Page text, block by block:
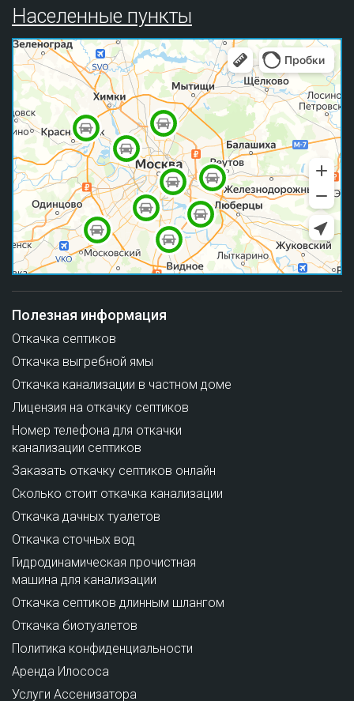
Населенные пункты
Полезная информация
Откачка септиков
Откачка выгребной ямы
Откачка канализации в частном доме
Лицензия на откачку септиков
Номер телефона для откачки
канализации септиков
Заказать откачку септиков онлайн
Сколько стоит откачка канализации
Откачка дачных туалетов
Откачка сточных вод
Гидродинамическая прочистная
машина для канализации
Откачка септиков длинным шлангом
Откачка биотуалетов
Политика конфиденциальности
Аренда Илососа
Услуги Ассенизатора